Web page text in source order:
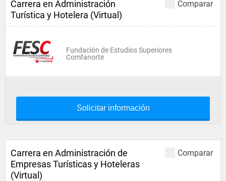
Comparar
Carrera en Administración
Turística y Hotelera (Virtual)
Fundación de Estudios Superiores
Comfanorte
Solicitar información
Comparar
Carrera en Administración de
Empresas Turísticas y Hoteleras
(Virtual)